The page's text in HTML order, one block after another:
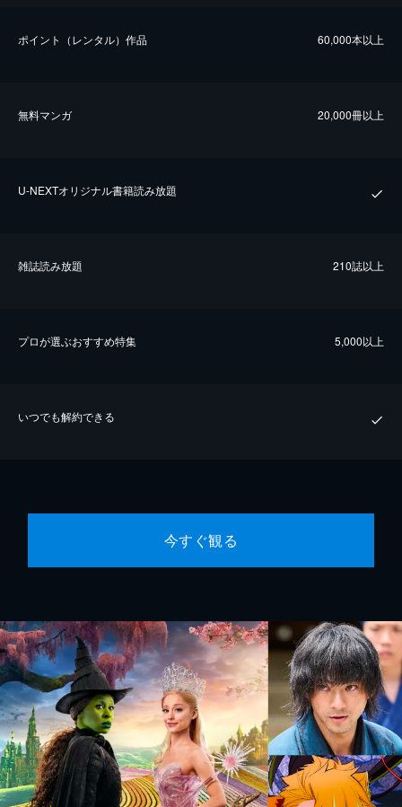
ポイント（レンタル）作品 60,000本以上
無料マンガ 20,000冊以上
U-NEXTオリジナル書籍読み放題
雑誌読み放題 210誌以上
プロが選ぶおすすめ特集 5,000以上
いつでも解約できる
今すぐ観る